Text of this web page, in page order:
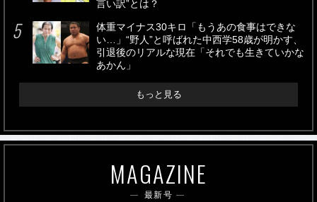
言い訳”とは？
体重マイナス30キロ「もうあの食事はできな
い…」“野人”と呼ばれた中西学58歳が明かす、
引退後のリアルな現在「それでも生きていかな
あかん」
もっと見る
MAGAZINE
最新号